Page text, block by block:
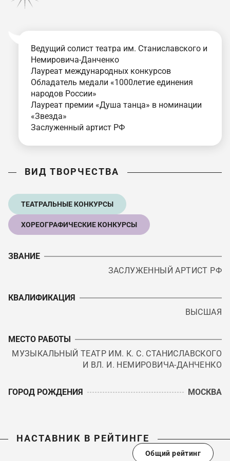
Ведущий солист театра им. Станиславского и
Немировича-Данченко
Лауреат международных конкурсов
Обладатель медали «1000летие единения
народов России»
Лауреат премии «Душа танца» в номинации
«Звезда»
Заслуженный артист РФ
ВИД ТВОРЧЕСТВА
ТЕАТРАЛЬНЫЕ КОНКУРСЫ
ХОРЕОГРАФИЧЕСКИЕ КОНКУРСЫ
ЗВАНИЕ
ЗАСЛУЖЕННЫЙ АРТИСТ РФ
КВАЛИФИКАЦИЯ
ВЫСШАЯ
МЕСТО РАБОТЫ
МУЗЫКАЛЬНЫЙ ТЕАТР ИМ. К. С. СТАНИСЛАВСКОГО
И ВЛ. И. НЕМИРОВИЧА-ДАНЧЕНКО
ГОРОД РОЖДЕНИЯ МОСКВА
НАСТАВНИК В РЕЙТИНГЕ
Общий рейтинг